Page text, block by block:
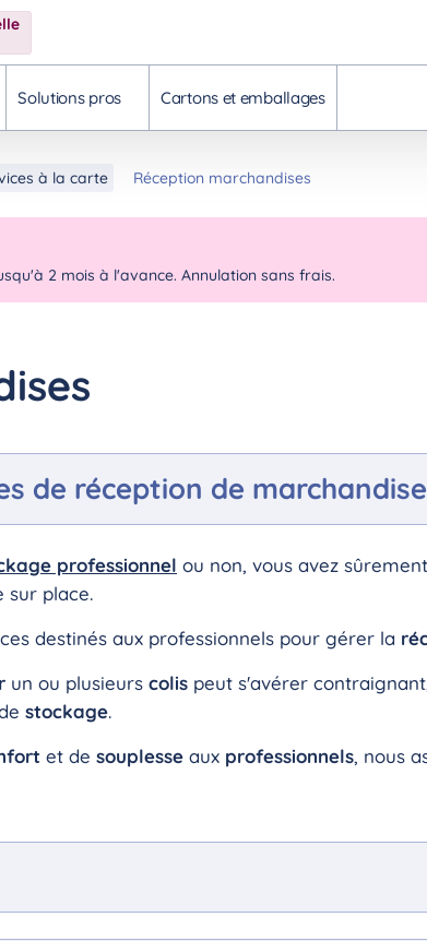
Solutions pros Cartons et emballages
à la carte Réception marchandises
2 mois à l'avance. Annulation sans frais.
de réception de
professionnel ou non, vous avez
sur place.
destinés aux professionnels pour gérer la
un ou plusieurs colis peut s'avérer
stockage.
et de souplesse aux professionnels, nous